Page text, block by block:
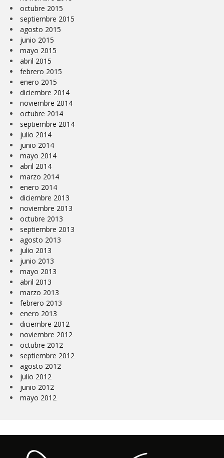
octubre 2015
septiembre 2015
agosto 2015
junio 2015
mayo 2015
abril 2015
febrero 2015
enero 2015
diciembre 2014
noviembre 2014
octubre 2014
septiembre 2014
julio 2014
junio 2014
mayo 2014
abril 2014
marzo 2014
enero 2014
diciembre 2013
noviembre 2013
octubre 2013
septiembre 2013
agosto 2013
julio 2013
junio 2013
mayo 2013
abril 2013
marzo 2013
febrero 2013
enero 2013
diciembre 2012
noviembre 2012
octubre 2012
septiembre 2012
agosto 2012
julio 2012
junio 2012
mayo 2012